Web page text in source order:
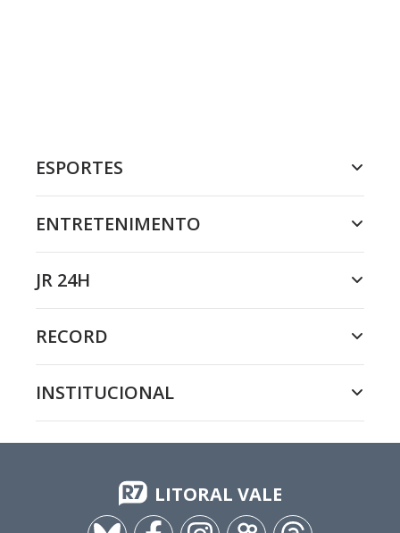
ESPORTES
ENTRETENIMENTO
JR 24H
RECORD
INSTITUCIONAL
LITORAL VALE